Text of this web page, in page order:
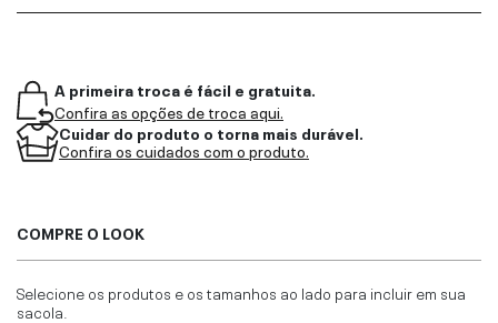
A primeira troca é fácil e gratuita.
Confira as opções de troca aqui.
Cuidar do produto o torna mais durável.
Confira os cuidados com o produto.
COMPRE O LOOK
Selecione os produtos e os tamanhos ao lado para incluir em sua
sacola.